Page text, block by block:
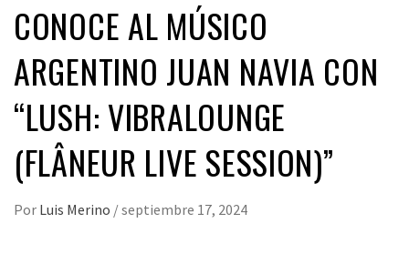
CONOCE AL MÚSICO
ARGENTINO JUAN NAVIA CON
“LUSH: VIBRALOUNGE
(FLÂNEUR LIVE SESSION)”
Por Luis Merino /septiembre 17, 2024